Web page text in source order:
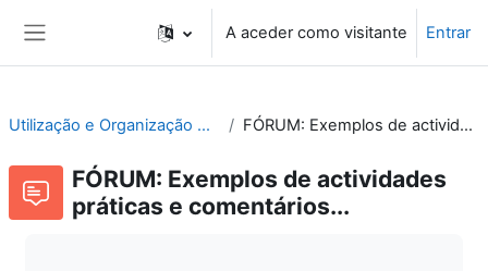
A aceder como visitante Entrar
Utilização e Organização de Laboratórios Escolares FÓRUM: Exemplos de actividades práticas e comentários...
FÓRUM: Exemplos de actividades
práticas e comentários...